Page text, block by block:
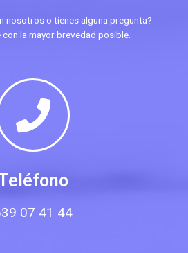
nosotros o tienes alguna pregunta?
la mayor brevedad posible.
07 41 44